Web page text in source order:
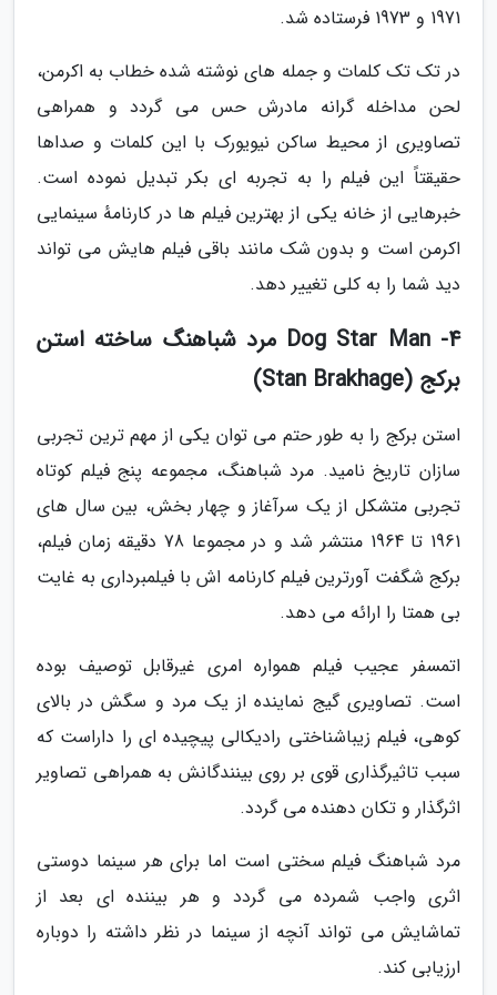
1971 و 1973 فرستاده شد.
در تک تک کلمات و جمله های نوشته شده خطاب به اکرمن،
لحن مداخله گرانه مادرش حس می گردد و همراهی
تصاویری از محیط ساکن نیویورک با این کلمات و صداها
حقیقتاً این فیلم را به تجربه ای بکر تبدیل نموده است.
خبرهایی از خانه یکی از بهترین فیلم ها در کارنامهٔ سینمایی
اکرمن است و بدون شک مانند باقی فیلم هایش می تواند
دید شما را به کلی تغییر دهد.
4- Dog Star Man مرد شباهنگ ساخته استن
برکج (Stan Brakhage)
استن برکج را به طور حتم می توان یکی از مهم ترین تجربی
سازان تاریخ نامید. مرد شباهنگ، مجموعه پنج فیلم کوتاه
تجربی متشکل از یک سرآغاز و چهار بخش، بین سال های
1961 تا 1964 منتشر شد و در مجموعا 78 دقیقه زمان فیلم،
برکج شگفت آورترین فیلم کارنامه اش با فیلمبرداری به غایت
بی همتا را ارائه می دهد.
اتمسفر عجیب فیلم همواره امری غیرقابل توصیف بوده
است. تصاویری گیج نماینده از یک مرد و سگش در بالای
کوهی، فیلم زیباشناختی رادیکالی پیچیده ای را داراست که
سبب تاثیرگذاری قوی بر روی بینندگانش به همراهی تصاویر
اثرگذار و تکان دهنده می گردد.
مرد شباهنگ فیلم سختی است اما برای هر سینما دوستی
اثری واجب شمرده می گردد و هر بیننده ای بعد از
تماشایش می تواند آنچه از سینما در نظر داشته را دوباره
ارزیابی کند.